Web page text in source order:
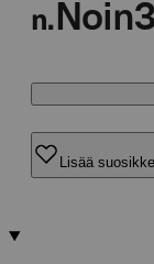
n. Noin
Lisää